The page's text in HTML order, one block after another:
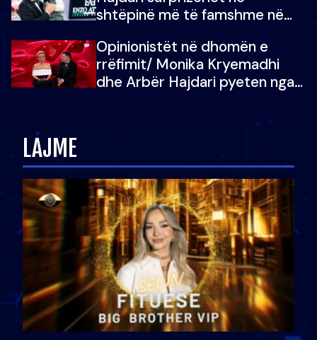
shtëpinë më të famshme në
vajzën e tij
Opinionistët në dhomën e
rrëfimit/ Monika Kryemadhi
dhe Arbër Hajdari pyeten nga
zëvendësonit njëri-tjetrin?
LAJME